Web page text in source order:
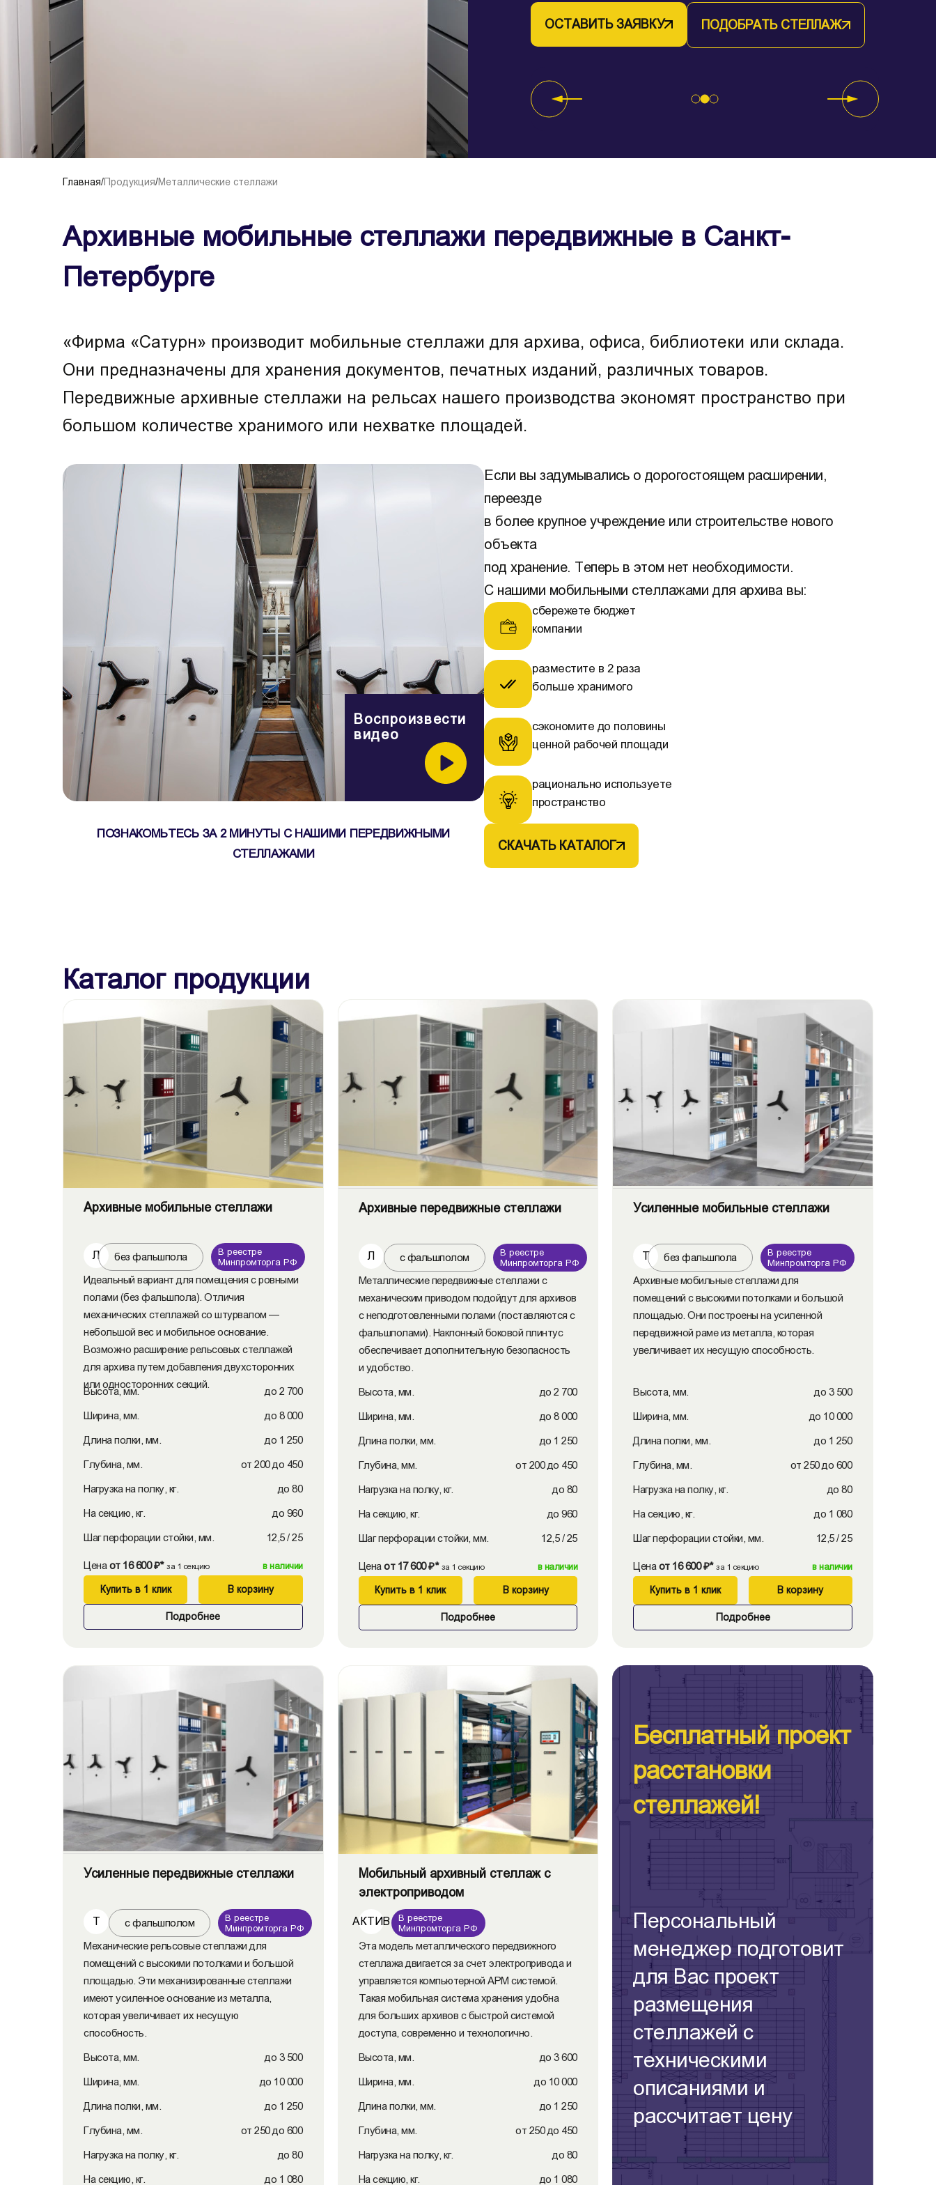
ОСТАВИТЬ ЗАЯВКУ ПОДОБРАТЬ СТЕЛЛАЖ
ОСТАВИТЬ ЗАЯВКУ ПОДОБРАТЬ СТЕЛЛАЖ
ОСТАВИТЬ ЗАЯВКУ ПОДОБРАТЬ СТЕЛЛАЖ
Главная/Продукция/Металлические стеллажи
Архивные мобильные стеллажи передвижные в Санкт-
Петербурге
«Фирма «Сатурн» производит мобильные стеллажи для архива, офиса, библиотеки или склада.
Они предназначены для хранения документов, печатных изданий, различных товаров.
Передвижные архивные стеллажи на рельсах нашего производства экономят пространство при
большом количестве хранимого или нехватке площадей.
Воспроизвести
видео
ПОЗНАКОМЬТЕСЬ ЗА 2 МИНУТЫ С НАШИМИ ПЕРЕДВИЖНЫМИ
СТЕЛЛАЖАМИ
Если вы задумывались о дорогостоящем расширении,
переезде
в более крупное учреждение или строительстве нового
объекта
под хранение. Теперь в этом нет необходимости.
С нашими мобильными стеллажами для архива вы:
сбережете бюджет
компании
разместите в 2 раза
больше хранимого
сэкономите до половины
ценной рабочей площади
рационально используете
пространство
СКАЧАТЬ КАТАЛОГ
Каталог продукции
Архивные мобильные стеллажи
Л без фальшпола
В реестре
Минпромторга РФ
Идеальный вариант для помещения с ровными
полами (без фальшпола). Отличия
механических стеллажей со штурвалом —
небольшой вес и мобильное основание.
Возможно расширение рельсовых стеллажей
для архива путем добавления двухсторонних
или односторонних секций.
Высота, мм. до 2 700
Ширина, мм. до 8 000
Длина полки, мм. до 1 250
Глубина, мм. от 200 до 450
Нагрузка на полку, кг. до 80
На секцию, кг. до 960
Шаг перфорации стойки, мм. 12,5 / 25
Цена от 16 600 ₽* за 1 секцию в наличии
Купить в 1 клик В корзину
Подробнее
Архивные передвижные стеллажи
Л с фальшполом
В реестре
Минпромторга РФ
Металлические передвижные стеллажи c
механическим приводом подойдут для архивов
с неподготовленными полами (поставляются с
фальшполами). Наклонный боковой плинтус
обеспечивает дополнительную безопасность
и удобство.
Высота, мм. до 2 700
Ширина, мм. до 8 000
Длина полки, мм. до 1 250
Глубина, мм. от 200 до 450
Нагрузка на полку, кг. до 80
На секцию, кг. до 960
Шаг перфорации стойки, мм. 12,5 / 25
Ценаот 17 600 ₽* за 1 секцию в наличии
Купить в 1 клик В корзину
Подробнее
Усиленные мобильные стеллажи
Т без фальшпола
В реестре
Минпромторга РФ
Архивные мобильные стеллажи для
помещений с высокими потолками и большой
площадью. Они построены на усиленной
передвижной раме из металла, которая
увеличивает их несущую способность.
Высота, мм. до 3 500
Ширина, мм. до 10 000
Длина полки, мм. до 1 250
Глубина, мм. от 250 до 600
Нагрузка на полку, кг. до 80
На секцию, кг. до 1 080
Шаг перфорации стойки, мм. 12,5 / 25
Цена от 16 600 ₽* за 1 секцию в наличии
Купить в 1 клик В корзину
Подробнее
Усиленные передвижные стеллажи
Т с фальшполом
В реестре
Минпромторга РФ
Механические рельсовые стеллажи для
помещений с высокими потолками и большой
площадью. Эти механизированные стеллажи
имеют усиленное основание из металла,
которая увеличивает их несущую
способность.
Высота, мм. до 3 500
Ширина, мм. до 10 000
Длина полки, мм. до 1 250
Глубина, мм. от 250 до 600
Нагрузка на полку, кг. до 80
На секцию, кг. до 1 080
Мобильный архивный стеллаж с
электроприводом
АКТИВ
В реестре
Минпромторга РФ
Эта модель металлического передвижного
стеллажа двигается за счет электропривода и
управляется компьютерной АРМ системой.
Такая мобильная система хранения удобна
для больших архивов с быстрой системой
доступа, современно и технологично.
Высота, мм. до 3 600
Ширина, мм. до 10 000
Длина полки, мм. до 1 250
Глубина, мм. от 250 до 450
Нагрузка на полку, кг. до 80
На секцию, кг. до 1 080
Бесплатный проект
расстановки
стеллажей!
Персональный
менеджер подготовит
для Вас проект
размещения
стеллажей с
техническими
описаниями и
рассчитает цену